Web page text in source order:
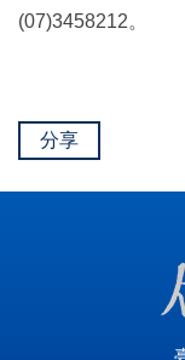
(07)3458212。
分享